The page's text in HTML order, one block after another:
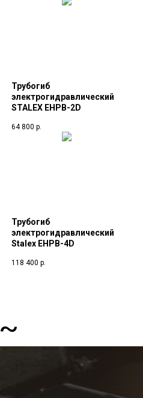
Трубогиб
электрогидравлический
STALEX EHPB-2D
64 800 р.
Трубогиб
электрогидравлический
Stalex EHPB-4D
118 400 р.
~